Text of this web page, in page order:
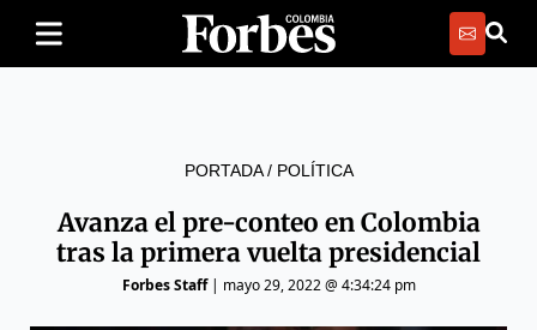
PORTADA/ POLÍTICA
Avanza el pre-conteo en Colombia
tras la primera vuelta presidencial
Forbes Staff| mayo 29, 2022 @ 4:34:24 pm